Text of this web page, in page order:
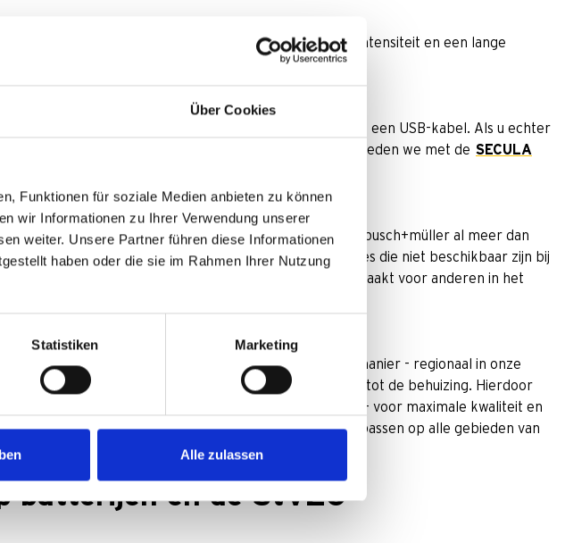
Über Cookies
Funktionen für soziale Medien anbieten zu können
wir Informationen zu Ihrer Verwendung unserer
weiter. Unsere Partner führen diese Informationen
haben oder die sie im Rahmen Ihrer Nutzung
Statistiken Marketing
Alle zulassen
accu hebben onze fietsachterlichten een hoge lichtintensiteit en een lange
je zelfs tot 50 uur betrouwbare verlichting.
busch+müller kunnen eenvoudig worden opgeladen via een USB-kabel. Als u echter
model met batterijen en niet USB-oplaadbaar, dan bieden we met de SECULA
voor fietsen - per slot van rekening zet busch+müller al meer dan
dit gebied. Daarom hebben onze producten vaak functies die niet beschikbaar zijn bij
het LineTec lenssysteem, dat u nog beter zichtbaar maakt voor anderen in het
op een milieuvriendelijke en grondstof besparende manier - regionaal in onze
zusterbedrijf in het naburige Wiehl, van de elektronica tot de behuizing. Hierdoor
lamp zelf nauwkeurig onderzoeken en controleren - voor maximale kwaliteit en
uit van onze uitgebreide Friendly-filosofie, die we toepassen op alle gebieden van
batterijen en de StVZO